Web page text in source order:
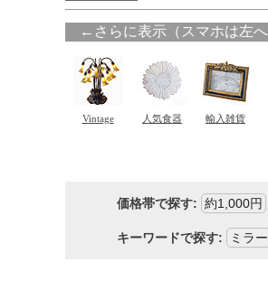
価格帯で探す: 約1,000円
キーワードで探す: ミラー